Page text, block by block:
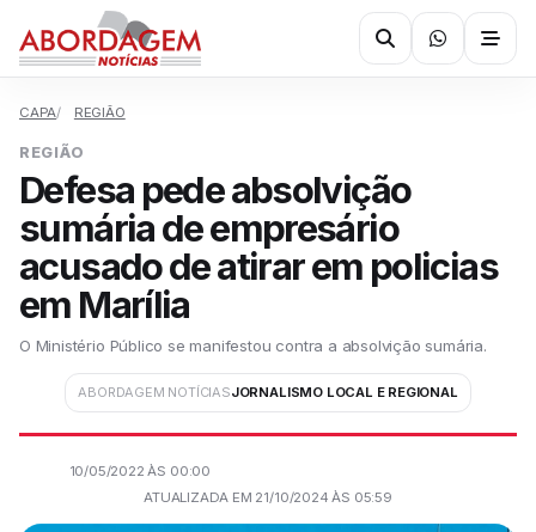
CAPA REGIÃO
REGIÃO
Defesa pede absolvição
sumária de empresário
acusado de atirar em policias
em Marília
O Ministério Público se manifestou contra a absolvição sumária.
ABORDAGEM NOTÍCIASJORNALISMO LOCAL E REGIONAL
10/05/2022 ÀS 00:00
ATUALIZADA EM 21/10/2024 ÀS 05:59